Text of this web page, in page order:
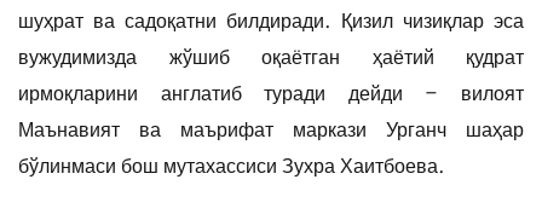
шуҳрат ва садоқатни билдиради. Қизил чизиқлар эса
вужудимизда жўшиб оқаётган ҳаётий қудрат
ирмоқларини англатиб туради дейди – вилоят
Маънавият ва маърифат маркази Урганч шаҳар
бўлинмаси бош мутахассиси Зухра Хаитбоева.